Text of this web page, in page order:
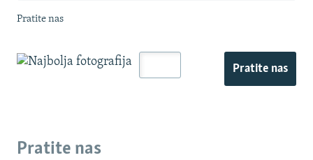
Pratite nas
Pratite nas
Pratite nas